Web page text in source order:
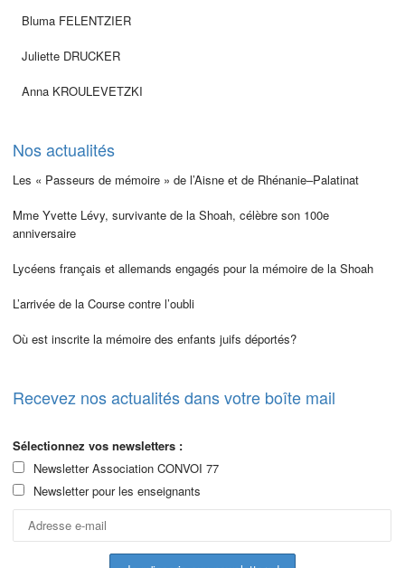
Bluma FELENTZIER
Juliette DRUCKER
Anna KROULEVETZKI
Nos actualités
Les « Passeurs de mémoire » de l’Aisne et de Rhénanie–Palatinat
Mme Yvette Lévy, survivante de la Shoah, célèbre son 100e
anniversaire
Lycéens français et allemands engagés pour la mémoire de la Shoah
L’arrivée de la Course contre l’oubli
Où est inscrite la mémoire des enfants juifs déportés?
Recevez nos actualités dans votre boîte mail
Sélectionnez vos newsletters :
Newsletter Association CONVOI 77
Newsletter pour les enseignants